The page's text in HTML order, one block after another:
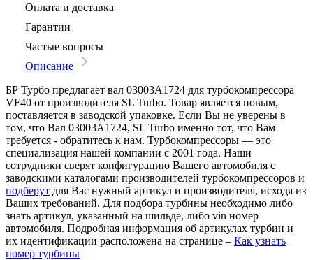
Оплата и доставка
Гарантии
Частые вопросы
Описание
БР Турбо предлагает вал 03003A1724 для турбокомпрессора
VF40 от производителя SL Turbo. Товар является новым,
поставляется в заводской упаковке. Если Вы не уверены в
том, что Вал 03003A1724, SL Turbo именно тот, что Вам
требуется - обратитесь к нам. Турбокомпрессоры — это
специализация нашей компании с 2001 года. Наши
сотрудники сверят конфигурацию Вашего автомобиля с
заводскими каталогами производителей турбокомпрессоров и
подберут для Вас нужный артикул и производителя, исходя из
Ваших требований. Для подбора турбины необходимо либо
знать артикул, указанный на шильде, либо vin номер
автомобиля. Подробная информация об артикулах турбин и
их идентификации расположена на странице – Как узнать
номер турбины